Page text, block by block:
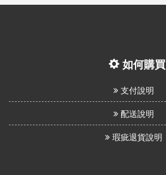
如何購買
支付說明
配送說明
瑕疵退貨說明